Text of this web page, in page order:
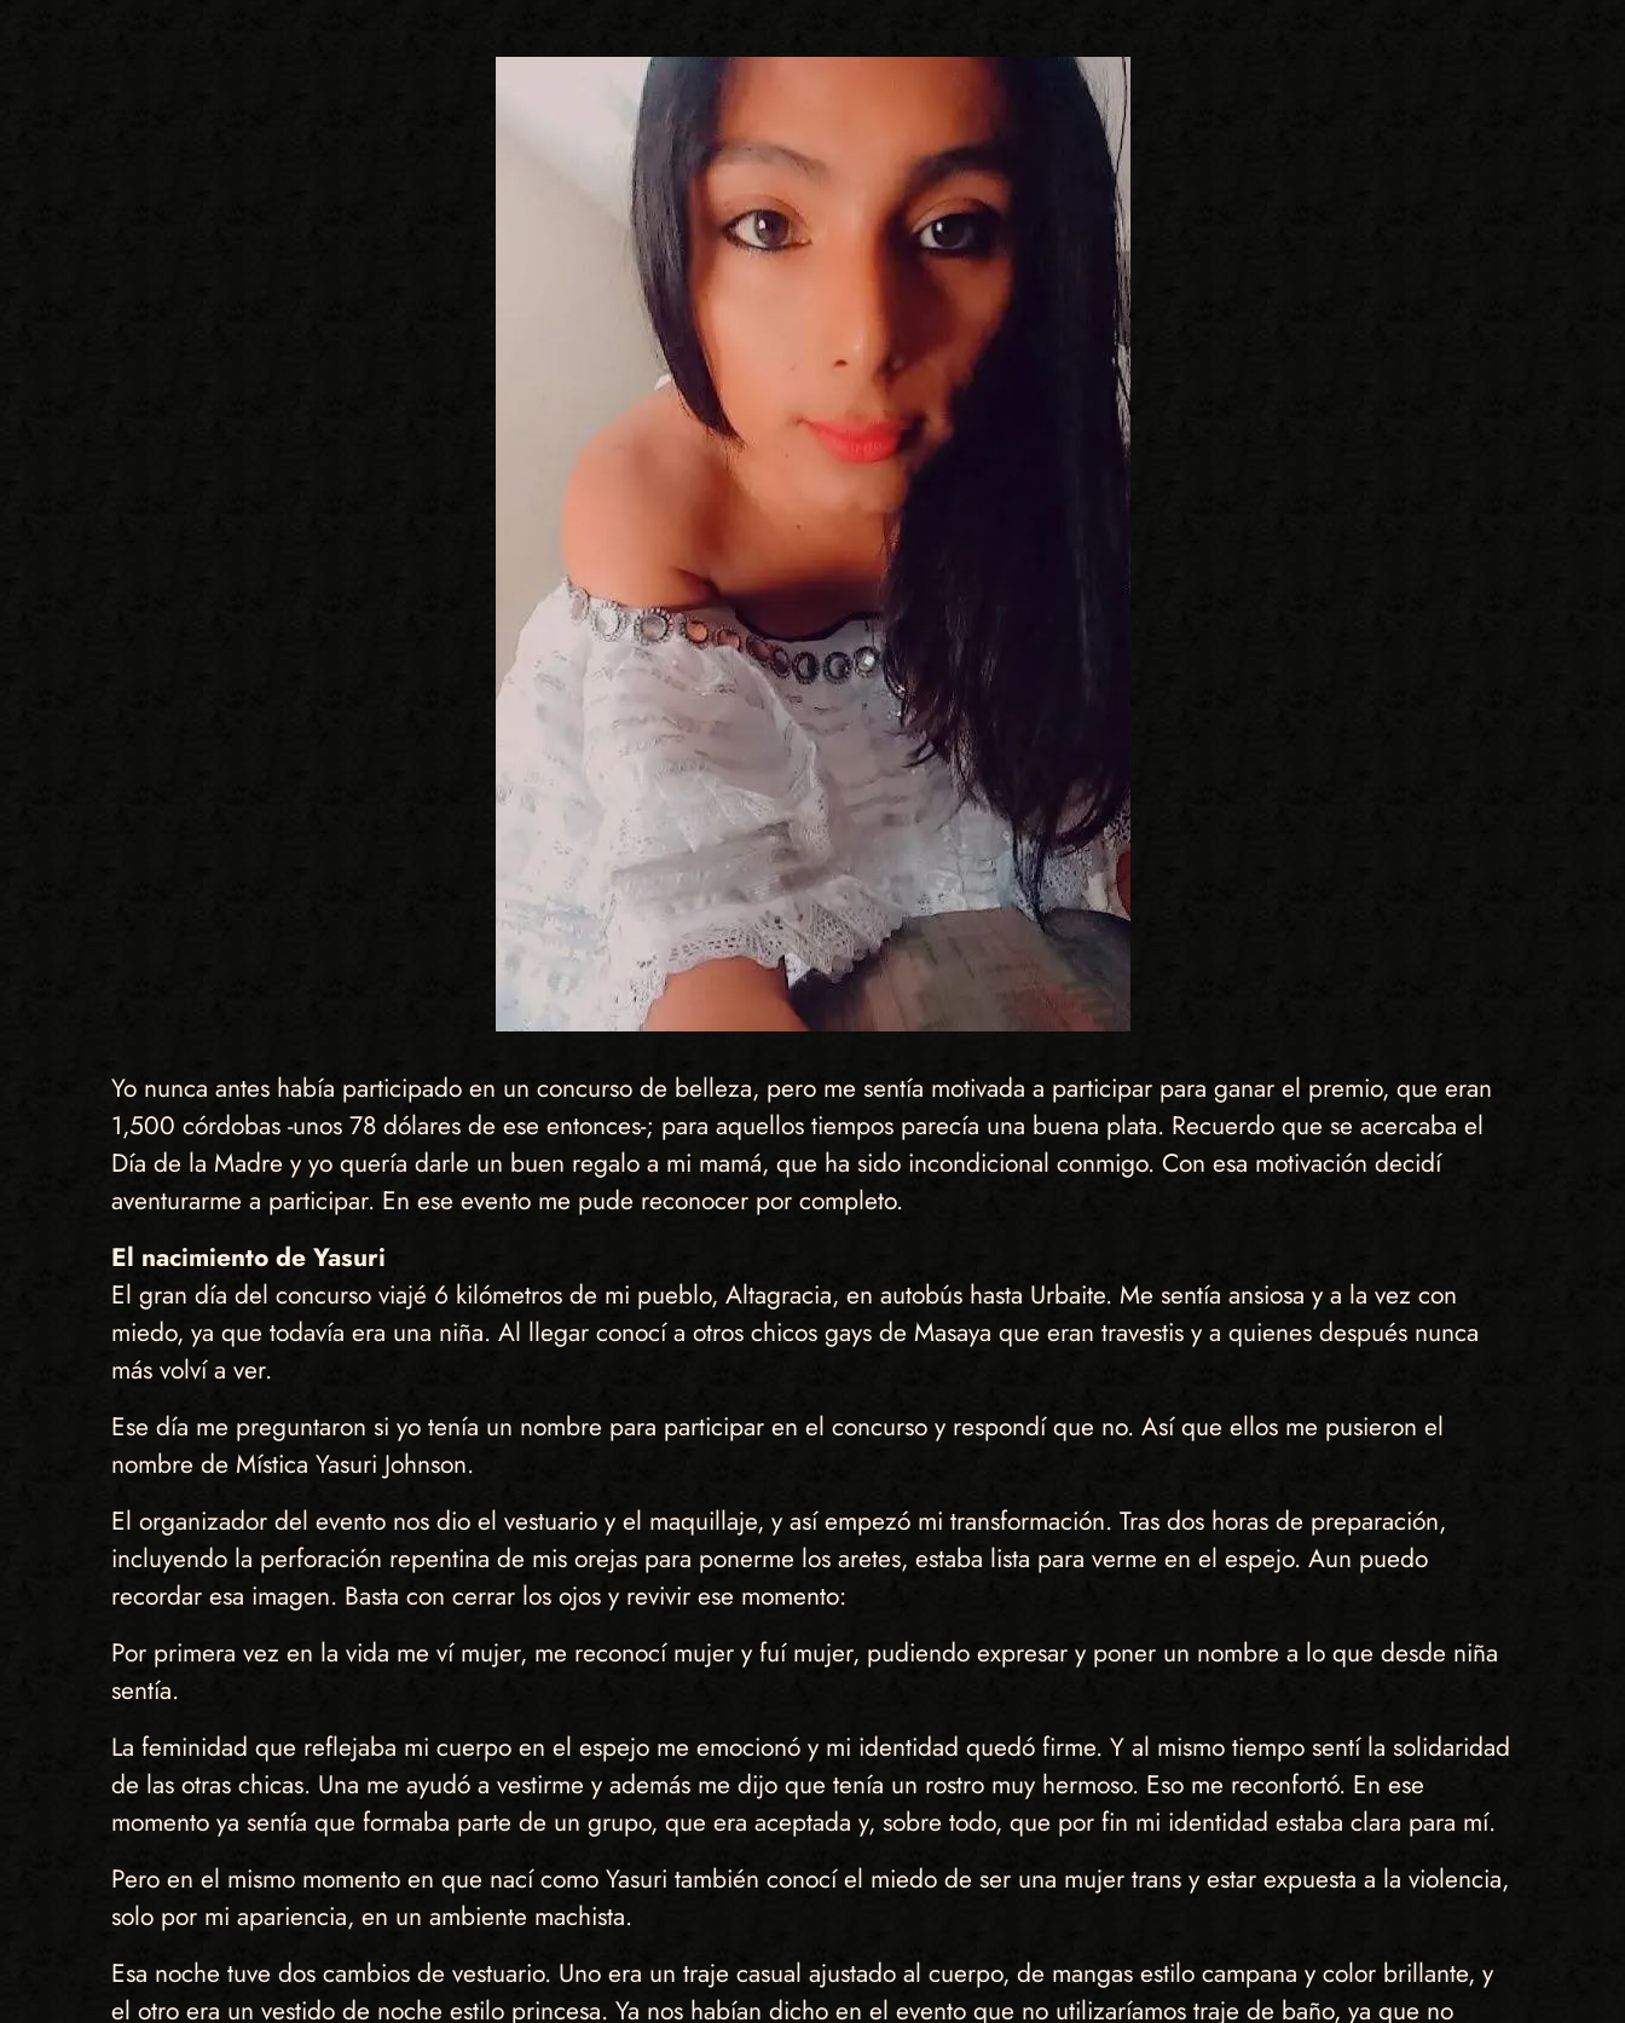
Yo nunca antes había participado en un concurso de belleza, pero me sentía motivada a participar para ganar el premio, que eran
1,500 córdobas -unos 78 dólares de ese entonces-; para aquellos tiempos parecía una buena plata. Recuerdo que se acercaba el
Día de la Madre y yo quería darle un buen regalo a mi mamá, que ha sido incondicional conmigo. Con esa motivación decidí
aventurarme a participar. En ese evento me pude reconocer por completo.
El nacimiento de Yasuri
El gran día del concurso viajé 6 kilómetros de mi pueblo, Altagracia, en autobús hasta Urbaite. Me sentía ansiosa y a la vez con
miedo, ya que todavía era una niña. Al llegar conocí a otros chicos gays de Masaya que eran travestis y a quienes después nunca
más volví a ver.
Ese día me preguntaron si yo tenía un nombre para participar en el concurso y respondí que no. Así que ellos me pusieron el
nombre de Mística Yasuri Johnson.
El organizador del evento nos dio el vestuario y el maquillaje, y así empezó mi transformación. Tras dos horas de preparación,
incluyendo la perforación repentina de mis orejas para ponerme los aretes, estaba lista para verme en el espejo. Aun puedo
recordar esa imagen. Basta con cerrar los ojos y revivir ese momento:
Por primera vez en la vida me ví mujer, me reconocí mujer y fuí mujer, pudiendo expresar y poner un nombre a lo que desde niña
sentía.
La feminidad que reflejaba mi cuerpo en el espejo me emocionó y mi identidad quedó firme. Y al mismo tiempo sentí la solidaridad
de las otras chicas. Una me ayudó a vestirme y además me dijo que tenía un rostro muy hermoso. Eso me reconfortó. En ese
momento ya sentía que formaba parte de un grupo, que era aceptada y, sobre todo, que por fin mi identidad estaba clara para mí.
Pero en el mismo momento en que nací como Yasuri también conocí el miedo de ser una mujer trans y estar expuesta a la violencia,
solo por mi apariencia, en un ambiente machista.
Esa noche tuve dos cambios de vestuario. Uno era un traje casual ajustado al cuerpo, de mangas estilo campana y color brillante, y
el otro era un vestido de noche estilo princesa. Ya nos habían dicho en el evento que no utilizaríamos traje de baño, ya que no